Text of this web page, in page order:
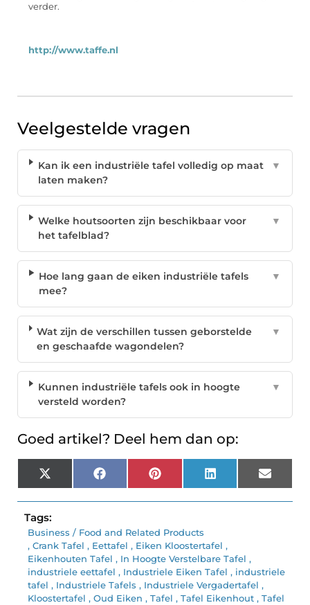
verder.
http://www.taffe.nl
Veelgestelde vragen
Kan ik een industriële tafel volledig op maat
laten maken?
▼
Welke houtsoorten zijn beschikbaar voor
het tafelblad?
▼
Hoe lang gaan de eiken industriële tafels
mee?
▼
Wat zijn de verschillen tussen geborstelde
en geschaafde wagondelen?
▼
Kunnen industriële tafels ook in hoogte
versteld worden?
▼
Goed artikel? Deel hem dan op:
X
(Twitter)
Facebook Pinterest LinkedIn Email
Tags:
Business / Food and Related Products
, Crank Tafel , Eettafel , Eiken Kloostertafel ,
Eikenhouten Tafel , In Hoogte Verstelbare Tafel ,
industriele eettafel , Industriele Eiken Tafel , industriele
tafel , Industriele Tafels , Industriele Vergadertafel ,
Kloostertafel , Oud Eiken , Tafel , Tafel Eikenhout , Tafel